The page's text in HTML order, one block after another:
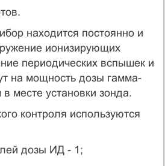
находится постоянно и
ионизирующих
периодических вспышек и
на мощность дозы гамма-
месте установки зонда.
контроля используются
дозы ИД - 1;